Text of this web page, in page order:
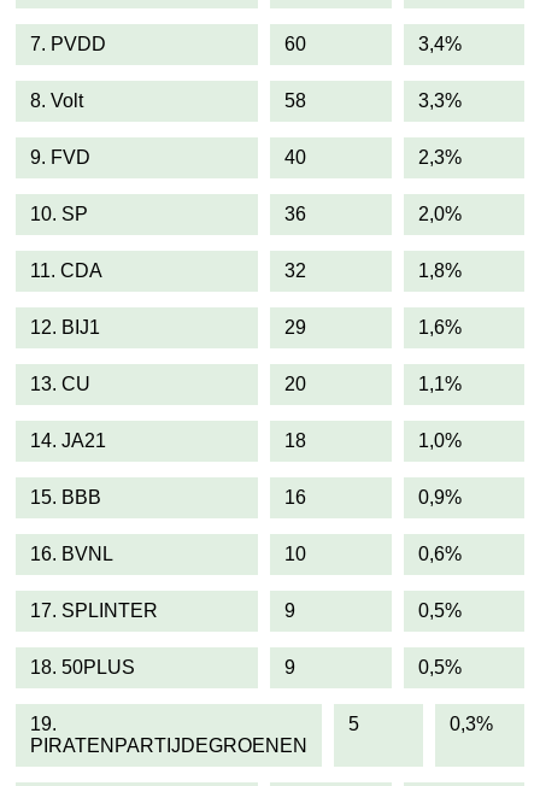
7. PVDD 60 3,4%
8. Volt 58 3,3%
9. FVD 40 2,3%
10. SP 36 2,0%
11. CDA 32 1,8%
12. BIJ1 29 1,6%
13. CU 20 1,1%
14. JA21 18 1,0%
15. BBB 16 0,9%
16. BVNL 10 0,6%
17. SPLINTER 9 0,5%
18. 50PLUS 9 0,5%
19.
PIRATENPARTIJDEGROENEN
5 0,3%